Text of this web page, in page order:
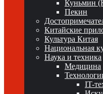
Куньмин
Пекин
Китайские
Культура Китая
Национальная
Наука и техника
Медицина
IT-